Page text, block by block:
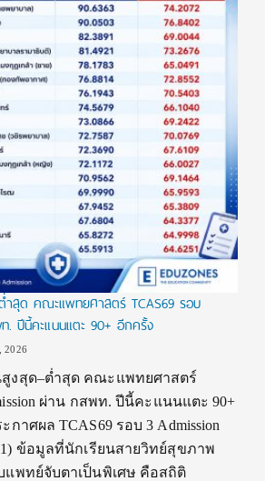
ำสุด คณะแพทยศาสตร์ TCAS69 รอบ
ปีนี้คะแนนแตะ 90+ อีกครั้ง
2026
สูงสุด–ต่ำสุด คณะแพทยศาสตร์
ผ่าน กสพท. ปีนี้คะแนนแตะ 90+
กาศผล TCAS69 รอบ 3 Admission
ข้อมูลที่นักเรียนสายวิทย์สุขภาพ
แพทย์จับตาเป็นพิเศษ คือสถิติ